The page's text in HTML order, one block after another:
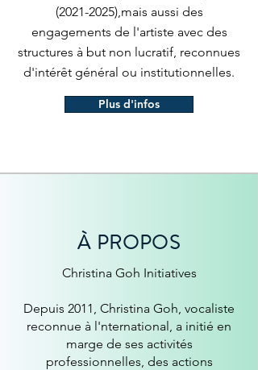
(2021-2025),mais aussi des
engagements de l'artiste avec des
structures à but non lucratif, reconnues
d'intérêt général ou institutionnelles.
Plus d'infos
À PROPOS
Christina Goh Initiatives
Depuis 2011, Christina Goh, vocaliste
reconnue à l'nternational, a initié en
marge de ses activités
professionnelles, des actions